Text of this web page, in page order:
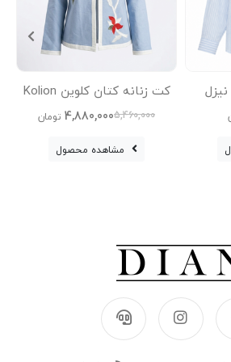
کت زنانه کتان کلوین Kolion
5,460,000
4,880,000 تومان
مشاهده محصول
کفش